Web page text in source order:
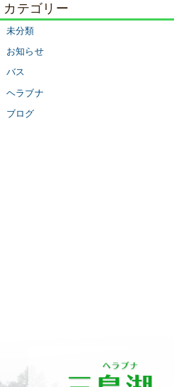
カテゴリー
未分類
お知らせ
バス
ヘラブナ
ブログ